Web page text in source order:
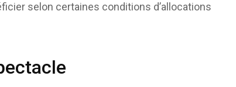
selon certaines conditions d’allocations